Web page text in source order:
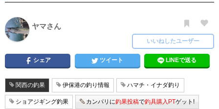
ヤマさん
いいねしたユーザー
シェア ツイート LINEで送る
関西の釣果 伊保港の釣り情報 ハマチ・イナダ釣り
ショアジギング釣果 カンパリに釣果投稿で釣具購入PTゲット!